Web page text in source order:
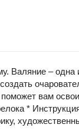
Валяние – одна
вам
*